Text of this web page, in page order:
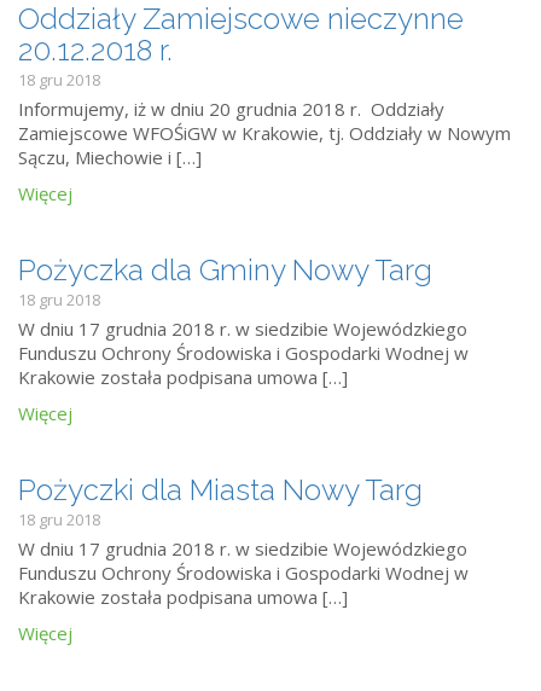
Oddziały Zamiejscowe nieczynne
20.12.2018 r.
18 gru 2018
Informujemy, iż w dniu 20 grudnia 2018 r. Oddziały
Zamiejscowe WFOŚiGW w Krakowie, tj. Oddziały w Nowym
Sączu, Miechowie i […]
Więcej
Pożyczka dla Gminy Nowy Targ
18 gru 2018
W dniu 17 grudnia 2018 r. w siedzibie Wojewódzkiego
Funduszu Ochrony Środowiska i Gospodarki Wodnej w
Krakowie została podpisana umowa […]
Więcej
Pożyczki dla Miasta Nowy Targ
18 gru 2018
W dniu 17 grudnia 2018 r. w siedzibie Wojewódzkiego
Funduszu Ochrony Środowiska i Gospodarki Wodnej w
Krakowie została podpisana umowa […]
Więcej